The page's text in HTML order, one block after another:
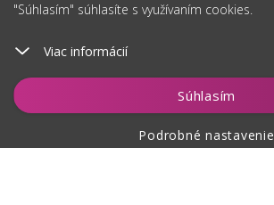
"Súhlasím" súhlasíte s využívaním cookies.
Viac informácií
Súhlasím
Podrobné nastavenie
Vložiť do košíka